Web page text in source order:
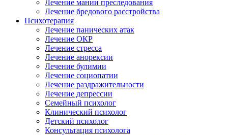
Лечение мании преследования
Лечение бредового расстройства
Психотерапия
Лечение панических атак
Лечение ОКР
Лечение стресса
Лечение анорексии
Лечение булимии
Лечение социопатии
Лечение раздражительности
Лечение депрессии
Семейный психолог
Клинический психолог
Детский психолог
Консультация психолога